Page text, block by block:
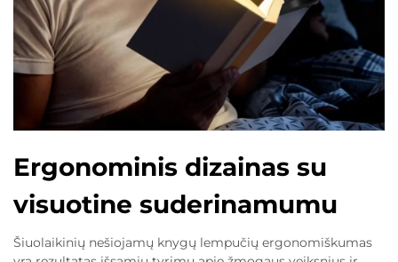
Ergonominis dizainas su
visuotine suderinamumu
Šiuolaikinių nešiojamų knygų lempučių ergonomiškumas